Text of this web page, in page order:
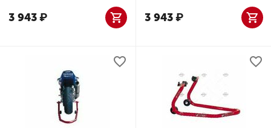
3 943₽ 3 943₽